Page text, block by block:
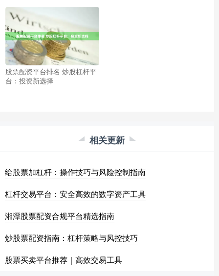
股票配资平台排名 炒股杠杆平
台：投资新选择
相关更新
给股票加杠杆：操作技巧与风险控制指南
杠杆交易平台：安全高效的数字资产工具
湘潭股票配资合规平台精选指南
炒股票配资指南：杠杆策略与风控技巧
股票买卖平台推荐｜高效交易工具